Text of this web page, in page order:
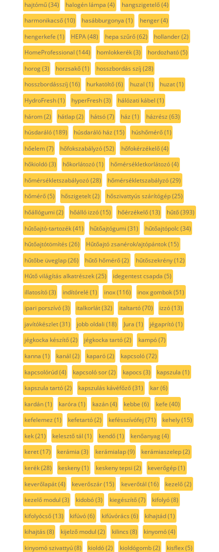
hajtómű(34) halogén lámpa (4) hangszigetelő(4)
harmonikacső(10) hasábburgonya (1) henger(4)
hengerkefe (1) HEPA(48) hepa szűrő(62) hollander(2)
HomeProfessional (144) homlokkerék(3) hordozható(5)
horog(3) horzsakő(1) hosszbordás szíj (28)
hosszbordásszíj (16) hurkatöltő(6) huzal (1) huzat(1)
HydroFresh(1) hyperFresh(3) hálózati kábel (1)
három(2) hátlap(2) hátsó(7) ház (1) házrész (63)
húsdaráló(189) húsdaráló ház (15) húshőmérő(1)
hőelem(7) hőfokszabályzó(52) hőfokérzékelő(4)
hőkioldó(3) hőkorlátozó(1) hőmérsékletkorlátozó(4)
hőmérsékletszabályozó(28) hőmérsékletszabályzó(29)
hőmérő(5) hőszigetelt(2) hőszivattyús szárítógép(25)
hőállógumi (2) hőálló izzó(15) hőérzékelő(13) hűtő(393)
hűtőajtó-tartozék(41) hűtőajtógumi (31) hűtőajtópolc(34)
hűtőajtótömítés (26) Hűtőajtó zsanérok/ajtópántok(15)
hűtőbe üveglap(26) hűtő hőmérő(2) hűtőszekrény(12)
Hűtő világítás alkatrészek(25) idegentest csapda (5)
illatosító(3) indítórelé (1) inox(116) inox gombok(51)
ipari porszívó(3) italkorlát(32) italtartó(70) izzó(13)
javítókészlet(31) jobb oldali (18) Jura (1) jégaprító(1)
jégkocka készítő(2) jégkocka tartó(2) kampó(7)
kanna (1) kanál (2) kaparó(2) kapcsoló(72)
kapcsolórúd(4) kapcsoló sor(2) kapocs (3) kapszula (1)
kapszula tartó(2) kapszulás kávéfőző(31) kar(6)
kardán(1) karóra (1) kazán(4) kebbe (6) kefe (40)
kefelemez (1) kefetartó(2) kefésszívófej (71) kehely(15)
kek(21) kelesztő tál (1) kendő(1) kenőanyag(4)
keret(17) kerámia (3) kerámialap(9) kerámiaszelep(2)
kerék(28) keskeny(1) keskeny tepsi (2) keverőgép(1)
keverőlapát(4) keverőszár(15) keverőtál (16) kezelő(2)
kezelő modul (3) kidobó(3) kiegészítő(7) kifolyó(8)
kifolyócső(13) kifúvó(6) kifúvórács (6) kihajtád(1)
kihajtás (8) kijelző modul (2) kilincs (8) kinyomó(4)
kinyomó szivattyú(8) kioldó(2) kioldógomb(2) kisflex(5)